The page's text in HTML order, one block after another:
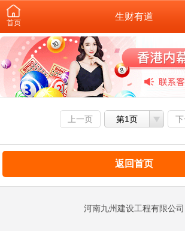
首页
生财有道
上一页 第1页
返回首页
河南九州建设工程有限公司